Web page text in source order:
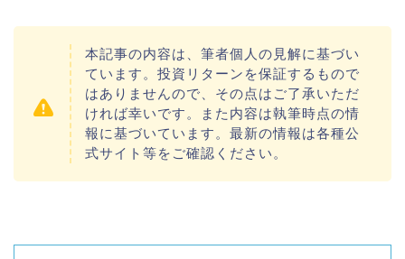
本記事の内容は、筆者個人の見解に基づい
ています。投資リターンを保証するもので
はありませんので、その点はご了承いただ
ければ幸いです。また内容は執筆時点の情
報に基づいています。最新の情報は各種公
式サイト等をご確認ください。